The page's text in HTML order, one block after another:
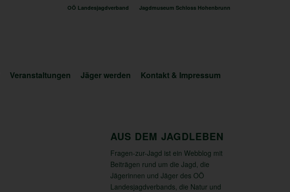
OÖ Landesjagdverband Jagdmuseum Schloss Hohenbrunn
Veranstaltungen Jäger werden Kontakt & Impressum
AUS DEM JAGDLEBEN
Fragen-zur-Jagd ist ein Webblog mit
Beiträgen rund um die Jagd, die
Jägerinnen und Jäger des OÖ
Landesjagdverbands, die Natur und